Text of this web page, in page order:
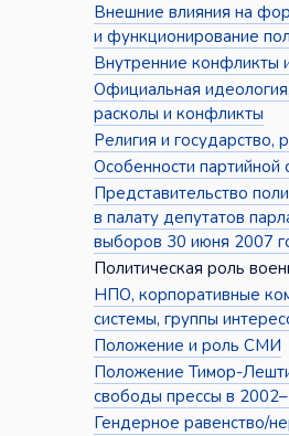
Внешние влияния на
и функционирование
Внутренние конфликты
Официальная
расколы и конфликты
Религия и государство,
Особенности партийной
Представительство
в палату депутатов
выборов 30 июня 2007
Политическая роль
НПО, корпоративные
системы, группы
Положение и роль СМИ
Положение Тимор-
свободы прессы в
Гендерное равенство/